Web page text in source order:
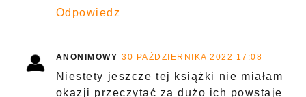
Odpowiedz
ANONIMOWY 30 PAŹDZIERNIKA 2022 17:08
Niestety jeszcze tej książki nie miałam
okazji przeczytać za dużo ich powstaje